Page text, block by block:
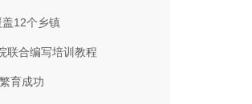
盖12个乡镇
联合编写培训教程
育成功